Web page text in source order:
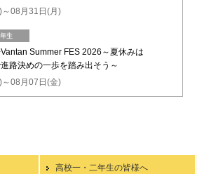
08月31日(月)
Summer FES 2026～夏休みは
路決めの一歩を踏み出そう～
08月07日(金)
高校一・二年生の皆様へ